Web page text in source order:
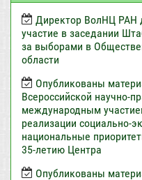
Директор ВолНЦ РАН
участие в заседании
за выборами в
области
Опубликованы
Всероссийской научно-
международным
реализации социально-
национальные
35-летию Центра
Опубликованы